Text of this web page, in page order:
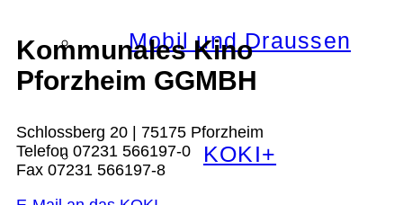
Mobil und Draussen
KOKI+
Kommunales Kino
Pforzheim GGMBH
Schlossberg 20 | 75175 Pforzheim
Telefon 07231 566197-0
Fax 07231 566197-8